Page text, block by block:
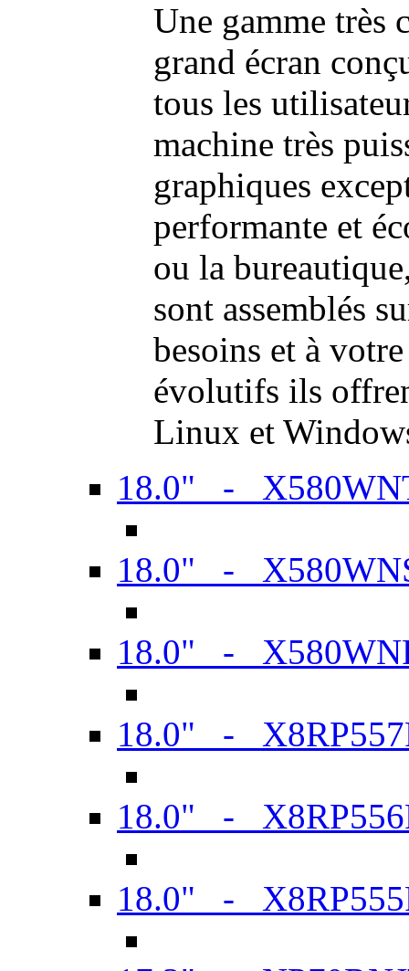
Une gamme très
grand écran
tous les
machine très
graphiques
performante et
ou la
sont assemblés
besoins et à
évolutifs ils
Linux et
18.0" -
18.0" -
18.0" -
18.0" -
18.0" -
18.0" -